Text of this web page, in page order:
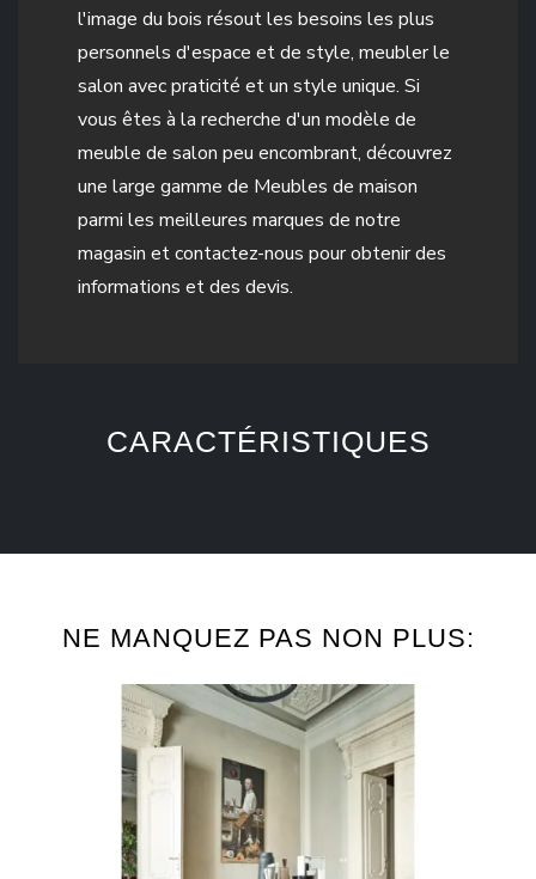
l'image du bois résout les besoins les plus
personnels d'espace et de style, meubler le
salon avec praticité et un style unique. Si
vous êtes à la recherche d'un modèle de
meuble de salon peu encombrant, découvrez
une large gamme de Meubles de maison
parmi les meilleures marques de notre
magasin et contactez-nous pour obtenir des
informations et des devis.
CARACTÉRISTIQUES
NE MANQUEZ PAS NON PLUS: